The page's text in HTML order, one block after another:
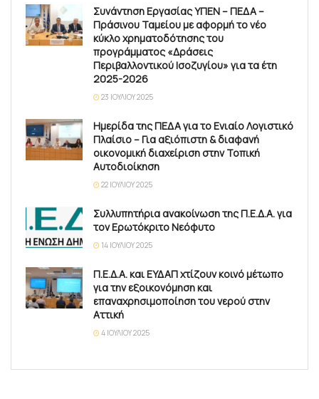
Συνάντηση Εργασίας ΥΠΕΝ – ΠΕΔΑ –
Πράσινου Ταμείου με αφορμή το νέο
κύκλο χρηματοδότησης του
προγράμματος «Δράσεις
Περιβαλλοντικού Ισοζυγίου» για τα έτη
2025-2026
23 ΙΟΥΛΊΟΥ 2025
Ημερίδα της ΠΕΔΑ για το Ενιαίο Λογιστικό
Πλαίσιο – Για αξιόπιστη & διαφανή
οικονομική διαχείριση στην Τοπική
Αυτοδιοίκηση
22 ΙΟΥΛΊΟΥ 2025
Συλλυπητήρια ανακοίνωση της Π.Ε.Δ.Α. για
τον Ερωτόκριτο Νεόφυτο
14 ΙΟΥΛΊΟΥ 2025
Π.Ε.Δ.Α. και ΕΥΔΑΠ χτίζουν κοινό μέτωπο
για την εξοικονόμηση και
επαναχρησιμοποίηση του νερού στην
Αττική
4 ΙΟΥΛΊΟΥ 2025